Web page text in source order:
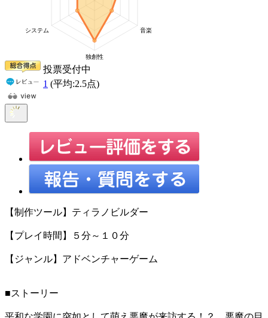
投票受付中
1 (平均:2.5点)
【制作ツール】ティラノビルダー
【プレイ時間】５分～１０分
【ジャンル】アドベンチャーゲーム
■ストーリー